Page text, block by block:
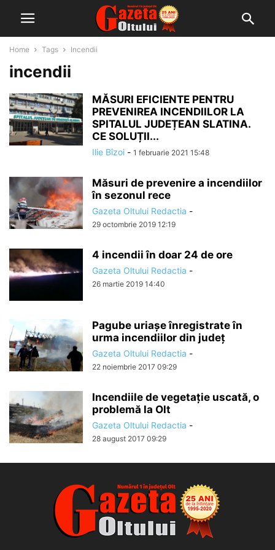
Home Tags Incendii
incendii
MĂSURI EFICIENTE PENTRU
PREVENIREA INCENDIILOR LA
SPITALUL JUDEȚEAN SLATINA.
CE SOLUȚII...
Ilie Bîzoi - 1 februarie 2021 15:48
Măsuri de prevenire a incendiilor
în sezonul rece
Gazeta Oltului Redactia -
29 octombrie 2019 12:19
4 incendii în doar 24 de ore
Gazeta Oltului Redactia -
26 martie 2019 14:40
Pagube uriașe înregistrate în
urma incendiilor din județ
Gazeta Oltului Redactia -
22 noiembrie 2017 09:29
Incendiile de vegetație uscată, o
problemă la Olt
Gazeta Oltului Redactia -
28 august 2017 09:29